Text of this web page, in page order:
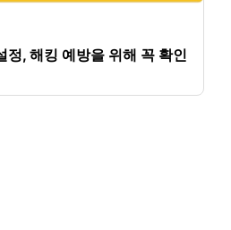
정, 해킹 예방을 위해 꼭 확인